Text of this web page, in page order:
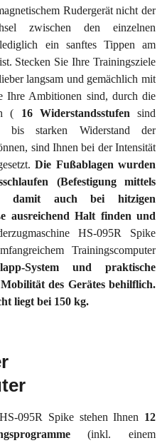
Rudergerät nicht der
zwischen den einzelnen
ein sanftes Tippen am
Stecken Sie Ihre Trainingsziele
langsam und gemächlich mit
Ihre Ambitionen sind, durch die
( 16 Widerstandsstufensind
bis starken Widerstand der
sind Ihnen bei der Intensität
Die Fußablagen wurden
(Befestigung mittels
damit auch bei hitzigen
ausreichend Halt finden und
HS-095R Spike
Trainingscomputer
System und praktische
des Gerätes behilflich.
liegt bei 150 kg.
095R Spike stehen Ihnen 12
(inkl. einem